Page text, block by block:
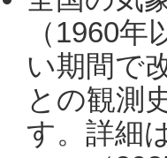
（1960
い期間で
との観測
す。詳細